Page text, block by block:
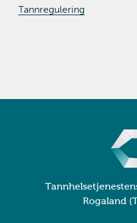
Tannregulering
Rogaland